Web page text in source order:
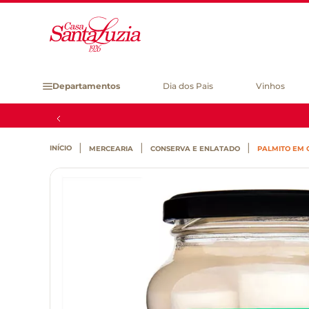
Departamentos Dia dos Pais Vinhos
MERCEARIA CONSERVA E ENLATADO PALMITO EM